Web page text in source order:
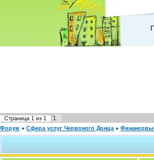
Страница 1 из 1 1
Форум » Сфера услуг Червоного Донца »